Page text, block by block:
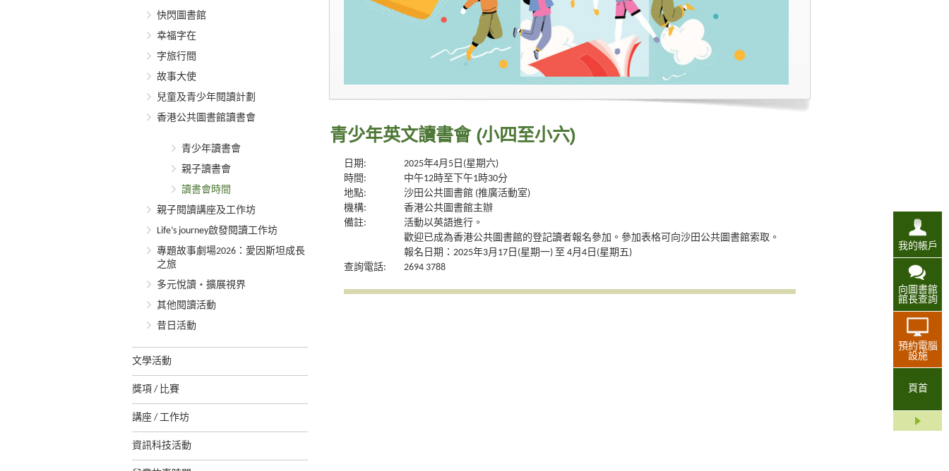
我的帳戶
向圖書館
館長查詢
預約電腦
設施
頁首
快閃圖書館
幸福字在
字旅行間
故事大使
兒童及青少年閱讀計劃
香港公共圖書館讀書會
青少年讀書會
親子讀書會
讀書會時間
親子閱讀講座及工作坊
Life’s journey啟發閱讀工作坊
專題故事劇場2026：愛因斯坦成長
之旅
多元悅讀‧擴展視界
其他閱讀活動
昔日活動
文學活動
獎項 / 比賽
講座 / 工作坊
資訊科技活動
青少年英文讀書會 (小四至小六)
日期:
2025年4月5日(星期六)
時間:
中午12時至下午1時30分
地點:
沙田公共圖書館 (推廣活動室)
機構:
香港公共圖書館主辦
備註:
活動以英語進行。
歡迎已成為香港公共圖書館的登記讀者報名參加。參加表格可向沙田公共圖書館索取。
報名日期：2025年3月17日(星期一) 至 4月4日(星期五)
查詢電話:
2694 3788